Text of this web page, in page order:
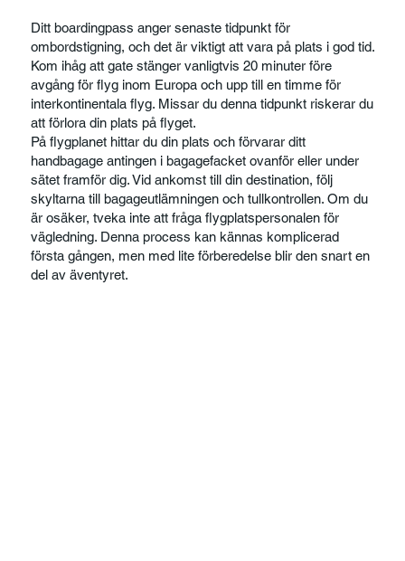
Ditt boardingpass anger senaste tidpunkt för
ombordstigning, och det är viktigt att vara på plats i god tid.
Kom ihåg att gate stänger vanligtvis 20 minuter före
avgång för flyg inom Europa och upp till en timme för
interkontinentala flyg. Missar du denna tidpunkt riskerar du
att förlora din plats på flyget.
På flygplanet hittar du din plats och förvarar ditt
handbagage antingen i bagagefacket ovanför eller under
sätet framför dig. Vid ankomst till din destination, följ
skyltarna till bagageutlämningen och tullkontrollen. Om du
är osäker, tveka inte att fråga flygplatspersonalen för
vägledning. Denna process kan kännas komplicerad
första gången, men med lite förberedelse blir den snart en
del av äventyret.